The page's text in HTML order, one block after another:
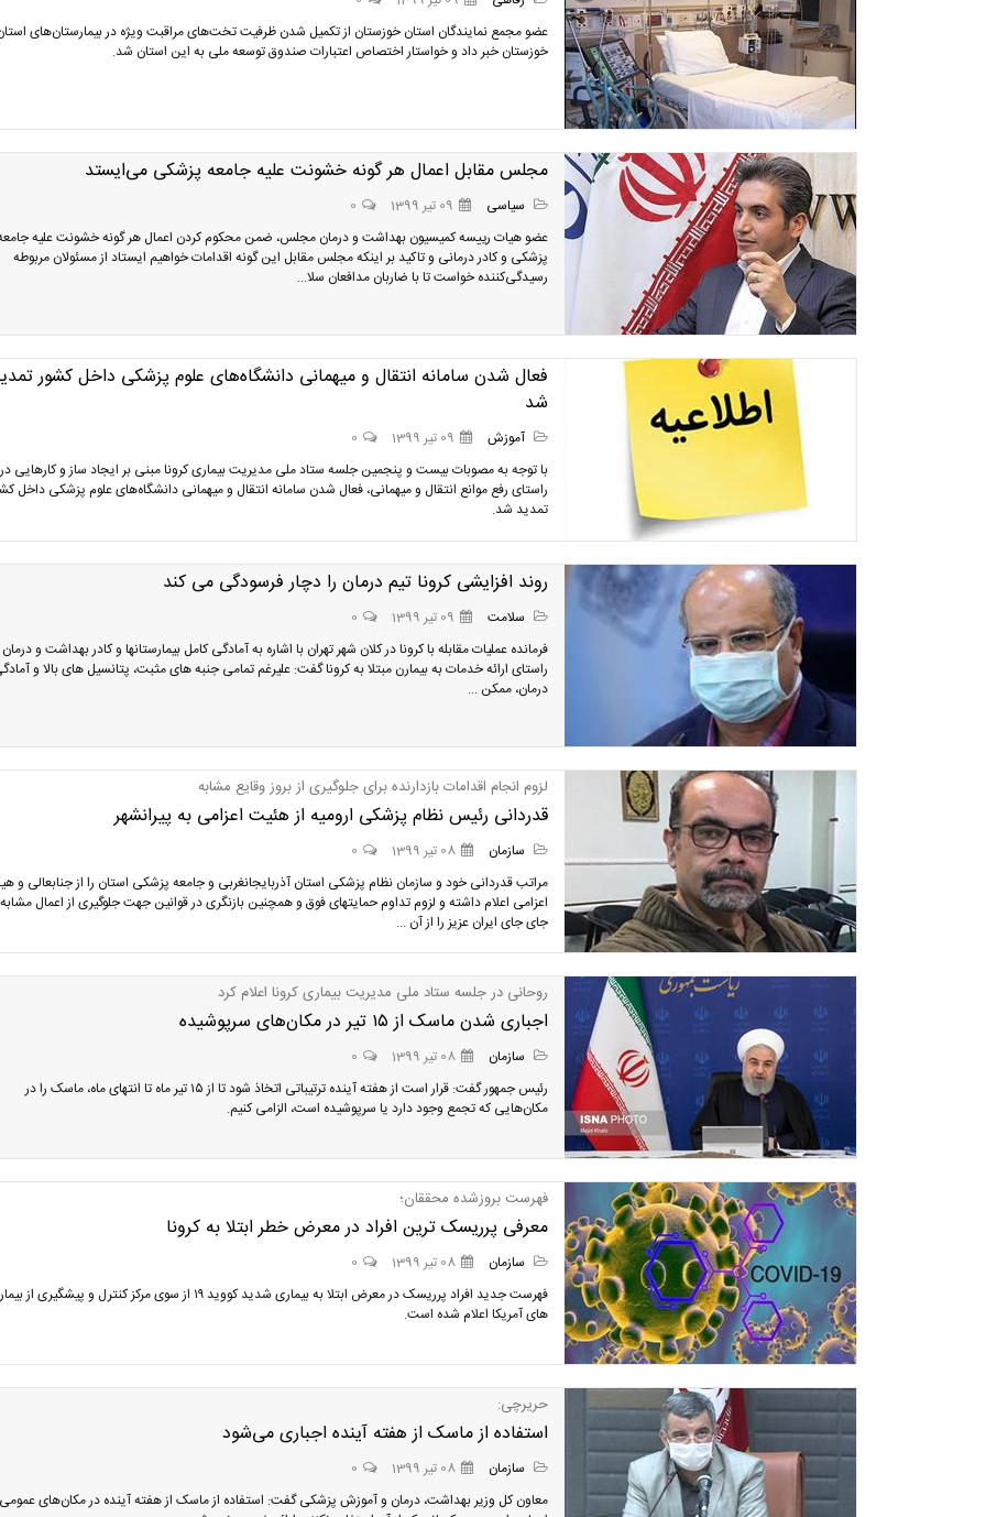
عضو مجمع نمایندگان استان خوزستان از تکمیل شدن ظرفیت‌ تخت‌های مراقبت ویژه در بیمارستان‌های
خوزستان خبر داد و خواستار اختصاص اعتبارات صندوق توسعه ملی به این استان شد.
مجلس مقابل اعمال هر گونه خشونت علیه جامعه پزشکی می‌ایستد
سیاسی 09 تیر 1399
0
عضو هیات رییسه کمیسیون بهداشت و درمان مجلس، ضمن محکوم کردن اعمال هر گونه خشونت علیه
پزشکی و کادر درمانی و تاکید بر اینکه مجلس مقابل این گونه اقدامات خواهیم ایستاد از مسئولان مربوطه
رسیدگی‌کننده خواست تا با ضاربان مدافعان سلا...
فعال شدن سامانه انتقال و میهمانی دانشگاه‌های علوم پزشکی داخل کشور
شد
آموزش 09 تیر 1399
0
با توجه به مصوبات بیست و پنجمین جلسه ستاد ملی مدیریت بیماری کرونا مبنی بر ایجاد ساز و کارهایی در
راستای رفع موانع انتقال و میهمانی، فعال شدن سامانه انتقال و میهمانی دانشگاه‌های علوم پزشکی داخل
تمدید شد.
روند افزایشی کرونا تیم درمان را دچار فرسودگی می کند
سلامت 09 تیر 1399
0
فرمانده عملیات مقابله با کرونا در کلان شهر تهران با اشاره به آمادگی کامل بیمارستانها و کادر بهداشت و
راستای ارائه خدمات به بیمارن مبتلا به کرونا گفت: علیرغم تمامی جنبه های مثبت، پتانسیل های بالا و
درمان، ممکن ...
لزوم انجام اقدامات بازدارنده برای جلوگیری از بروز وقایع مشابه
قدردانی رئیس نظام پزشکی ارومیه از هئیت اعزامی به پیرانشهر
سازمان 08 تیر 1399
0
مراتب قدردانی خود و سازمان نظام پزشکی استان آذربایجانغربی و جامعه پزشکی استان را از جنابعالی و
اعزامی اعلام داشته و لزوم تداوم حمایتهای فوق و همچنین بازنگری در قوانین جهت جلوگیری از اعمال
جای جای ایران عزیز را از آن ...
روحانی در جلسه ستاد ملی مدیریت بیماری کرونا اعلام کرد
اجباری شدن ماسک از ۱۵ تیر در مکان‌های سرپوشیده
سازمان 08 تیر 1399
0
رئیس جمهور گفت: قرار است از هفته آینده ترتیباتی اتخاذ شود تا از ۱۵ تیر ماه تا انتهای ماه،‌ ماسک را در
مکان‌هایی که تجمع وجود دارد یا سرپوشیده است،‌ الزامی کنیم.
فهرست بروزشده محققان؛
معرفی پرریسک ترین افراد در معرض خطر ابتلا به کرونا
سازمان 08 تیر 1399
0
فهرست جدید افراد پرریسک در معرض ابتلا به بیماری شدید کووید ۱۹ از سوی مرکز کنترل و پیشگیری
های آمریکا اعلام شده است.
حریرچی:
استفاده از ماسک از هفته آینده اجباری می‌شود
سازمان 08 تیر 1399
0
معاون کل وزیر بهداشت، درمان و آموزش پزشکی گفت: استفاده از ماسک از هفته آینده در مکان‌های عمومی